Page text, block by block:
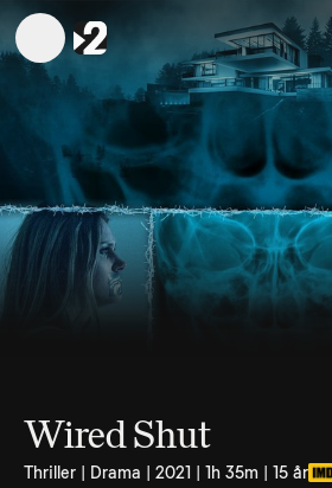
Wired Shut
Thriller | Drama | 2021 | 1h 35m | 15 år